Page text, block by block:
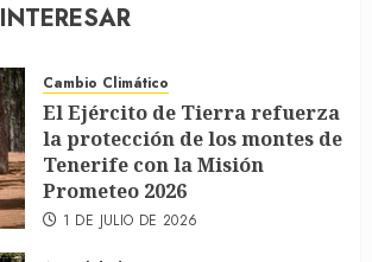
Cambio Climático
El Ejército de Tierra refuerza
la protección de los montes de
Tenerife con la Misión
Prometeo 2026
1 DE JULIO DE 2026